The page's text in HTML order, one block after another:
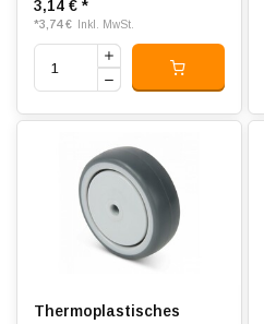
3,14 € *
*3,74 € Inkl. MwSt.
Thermoplastisches